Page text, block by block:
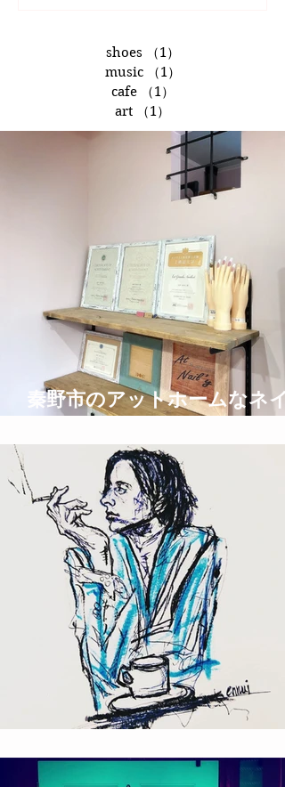
shoes （1）
music
（1）
cafe
（1）
art
（1）
秦野市のアットホームなネイ